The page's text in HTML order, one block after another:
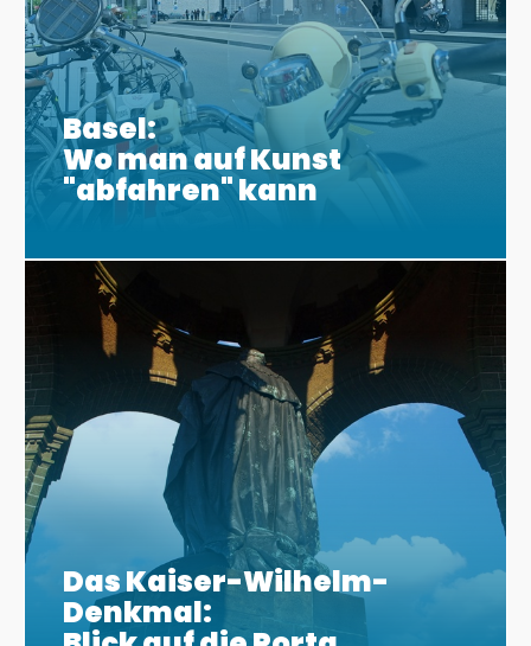
Basel:
Wo man auf Kunst
"abfahren" kann
Das Kaiser-Wilhelm-
Denkmal: